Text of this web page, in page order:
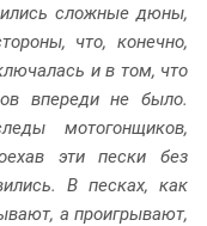
сложные дюны,
что, конечно,
и в том, что
впереди не было.
мотогонщиков,
эти пески без
В песках, как
а проигрывают,